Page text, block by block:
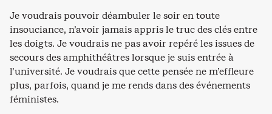
Je voudrais pouvoir déambuler le soir en toute
insouciance, n’avoir jamais appris le truc des clés entre
les doigts. Je voudrais ne pas avoir repéré les issues de
secours des amphithéâtres lorsque je suis entrée à
l’université. Je voudrais que cette pensée ne m’effleure
plus, parfois, quand je me rends dans des événements
féministes.